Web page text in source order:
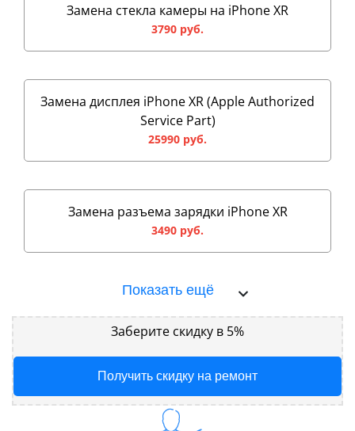
Замена стекла камеры на iPhone XR
3790 руб.
Замена дисплея iPhone XR (Apple Authorized
Service Part)
25990 руб.
Замена разъема зарядки iPhone XR
3490 руб.
Показать ещё
Заберите скидку в 5%
Получить скидку на ремонт